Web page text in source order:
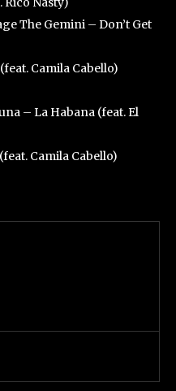
The Gemini – Don’t Get
Camila Cabello)
– La Habana (feat. El
Camila Cabello)